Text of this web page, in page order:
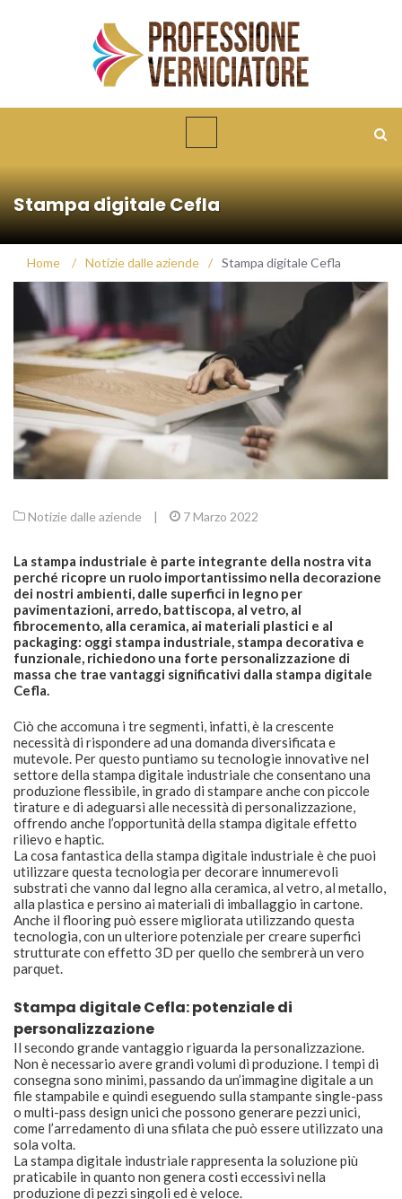
Stampa digitale Cefla
Home / Notizie dalle aziende / Stampa digitale Cefla
Notizie dalle aziende | 7 Marzo 2022
La stampa industriale è parte integrante della nostra vita
perché ricopre un ruolo importantissimo nella decorazione
dei nostri ambienti, dalle superfici in legno per
pavimentazioni, arredo, battiscopa, al vetro, al
fibrocemento, alla ceramica, ai materiali plastici e al
packaging: oggi stampa industriale, stampa decorativa e
funzionale, richiedono una forte personalizzazione di
massa che trae vantaggi significativi dalla stampa digitale
Cefla.
Ciò che accomuna i tre segmenti, infatti, è la crescente
necessità di rispondere ad una domanda diversificata e
mutevole. Per questo puntiamo su tecnologie innovative nel
settore della stampa digitale industriale che consentano una
produzione flessibile, in grado di stampare anche con piccole
tirature e di adeguarsi alle necessità di personalizzazione,
offrendo anche l’opportunità della stampa digitale effetto
rilievo e haptic.
La cosa fantastica della stampa digitale industriale è che puoi
utilizzare questa tecnologia per decorare innumerevoli
substrati che vanno dal legno alla ceramica, al vetro, al metallo,
alla plastica e persino ai materiali di imballaggio in cartone.
Anche il flooring può essere migliorata utilizzando questa
tecnologia, con un ulteriore potenziale per creare superfici
strutturate con effetto 3D per quello che sembrerà un vero
parquet.
Stampa digitale Cefla: potenziale di
personalizzazione
Il secondo grande vantaggio riguarda la personalizzazione.
Non è necessario avere grandi volumi di produzione. I tempi di
consegna sono minimi, passando da un’immagine digitale a un
file stampabile e quindi eseguendo sulla stampante single-pass
o multi-pass design unici che possono generare pezzi unici,
come l’arredamento di una sfilata che può essere utilizzato una
sola volta.
La stampa digitale industriale rappresenta la soluzione più
praticabile in quanto non genera costi eccessivi nella
produzione di pezzi singoli ed è veloce.